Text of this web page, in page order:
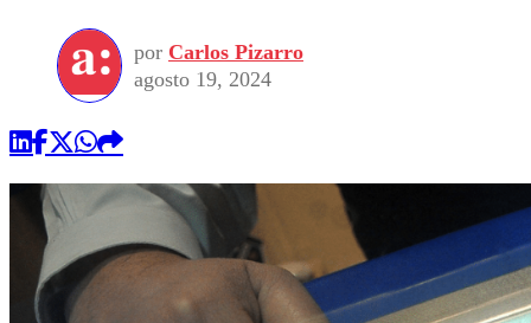
por Carlos Pizarro
agosto 19, 2024